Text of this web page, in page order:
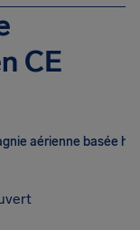
CE
aérienne basée